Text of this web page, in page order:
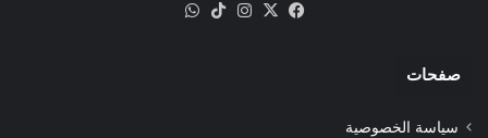
فيسبوك
‫X انستقرام‫TikTok
صفحات
سياسة الخصوصية